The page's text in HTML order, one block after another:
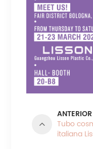
ANTERIOR
Tubo
italiana